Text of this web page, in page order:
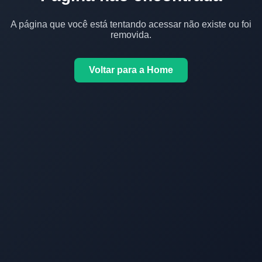
A página que você está tentando acessar não existe ou foi
removida.
Voltar para a Home